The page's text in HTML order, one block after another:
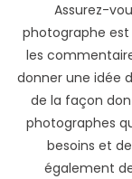
Assurez-
photographe
les
donner une idée
de la façon
photographes
besoins et
également